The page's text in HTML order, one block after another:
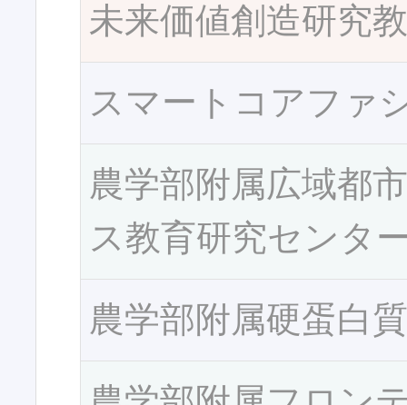
未来価値創造研究
スマートコアファ
農学部附属広域都
ス教育研究センタ
農学部附属硬蛋白